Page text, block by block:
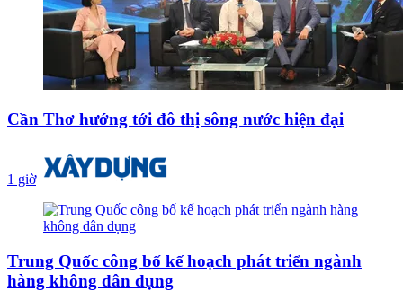
Cần Thơ hướng tới đô thị sông nước hiện đại
1 giờ
Trung Quốc công bố kế hoạch phát triển ngành
hàng không dân dụng